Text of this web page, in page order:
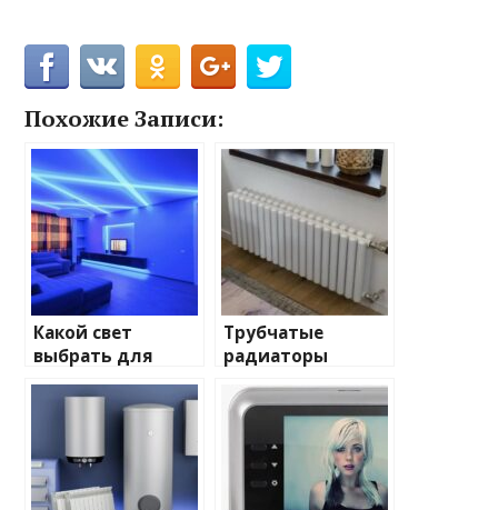
Похожие Записи:
Какой свет
выбрать для
домашнего
освещения
Трубчатые
радиаторы
отопления: виды
и характеристики